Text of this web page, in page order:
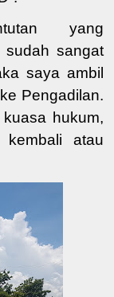
yang
sudah sangat
saya ambil
Pengadilan.
hukum,
atau